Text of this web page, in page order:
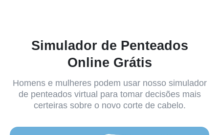
Simulador de Penteados
Online Grátis
Homens e mulheres podem usar nosso simulador
de penteados virtual para tomar decisões mais
certeiras sobre o novo corte de cabelo.